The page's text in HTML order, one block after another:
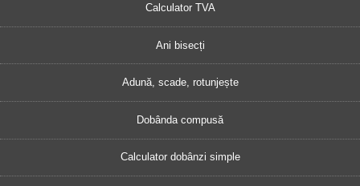
Calculator TVA
Ani bisecți
Adună, scade, rotunjește
Dobânda compusă
Calculator dobânzi simple